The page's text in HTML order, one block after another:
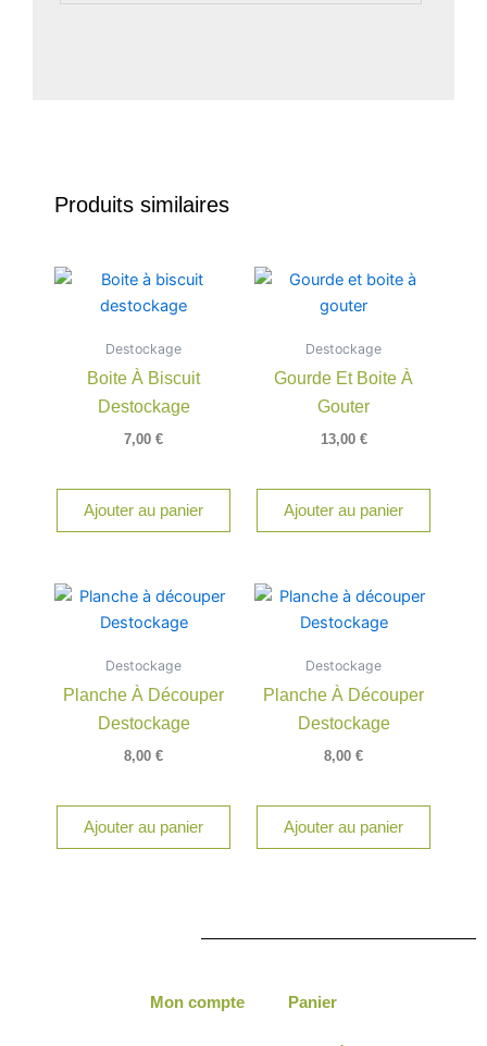
Produits similaires
Destockage
Boite À Biscuit
Destockage
7,00 €
Ajouter au panier
Destockage
Gourde Et Boite À
Gouter
13,00 €
Ajouter au panier
Destockage
Planche À Découper
Destockage
8,00 €
Ajouter au panier
Destockage
Planche À Découper
Destockage
8,00 €
Ajouter au panier
Mon compte Panier